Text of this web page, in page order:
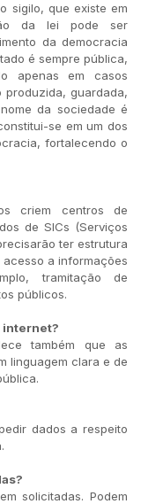
sigilo, que existe em
da lei pode ser
da democracia
é sempre pública,
apenas em casos
guardada,
da sociedade é
se em um dos
fortalecendo o
criem centros de
de SICs (Serviços
ter estrutura
a informações
tramitação de
públicos.
internet?
também que as
linguagem clara e de
dados a respeito
solicitadas. Podem